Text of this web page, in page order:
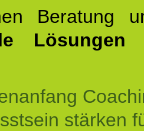
Beratung
stärken